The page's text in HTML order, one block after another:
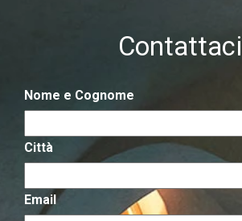
Contattaci
Nome e Cognome
Città
Email